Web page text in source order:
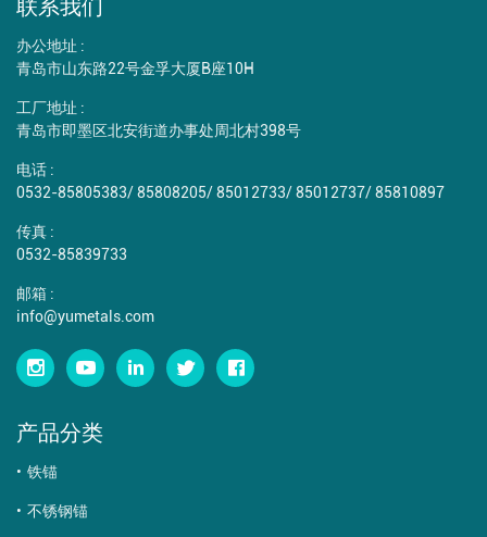
办公地址 :
青岛市山东路22号金孚大厦B座10H
工厂地址 :
青岛市即墨区北安街道办事处周北村398号
电话 :
0532-85805383/85808205/85012733/85012737/85810897
传真 :
0532-85839733
邮箱 :
info@yumetals.com
产品分类
铁锚
不锈钢锚